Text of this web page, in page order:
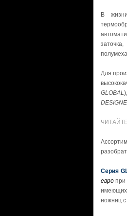
В
Для
GLOBAL),
Cерия
евро при
ножниц с